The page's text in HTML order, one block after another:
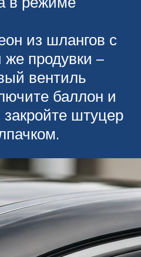
из шлангов с
продувки –
вентиль
баллон и
закройте штуцер